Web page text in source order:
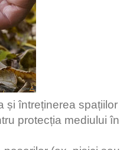
și întreținerea spațiilor
protecția mediului în